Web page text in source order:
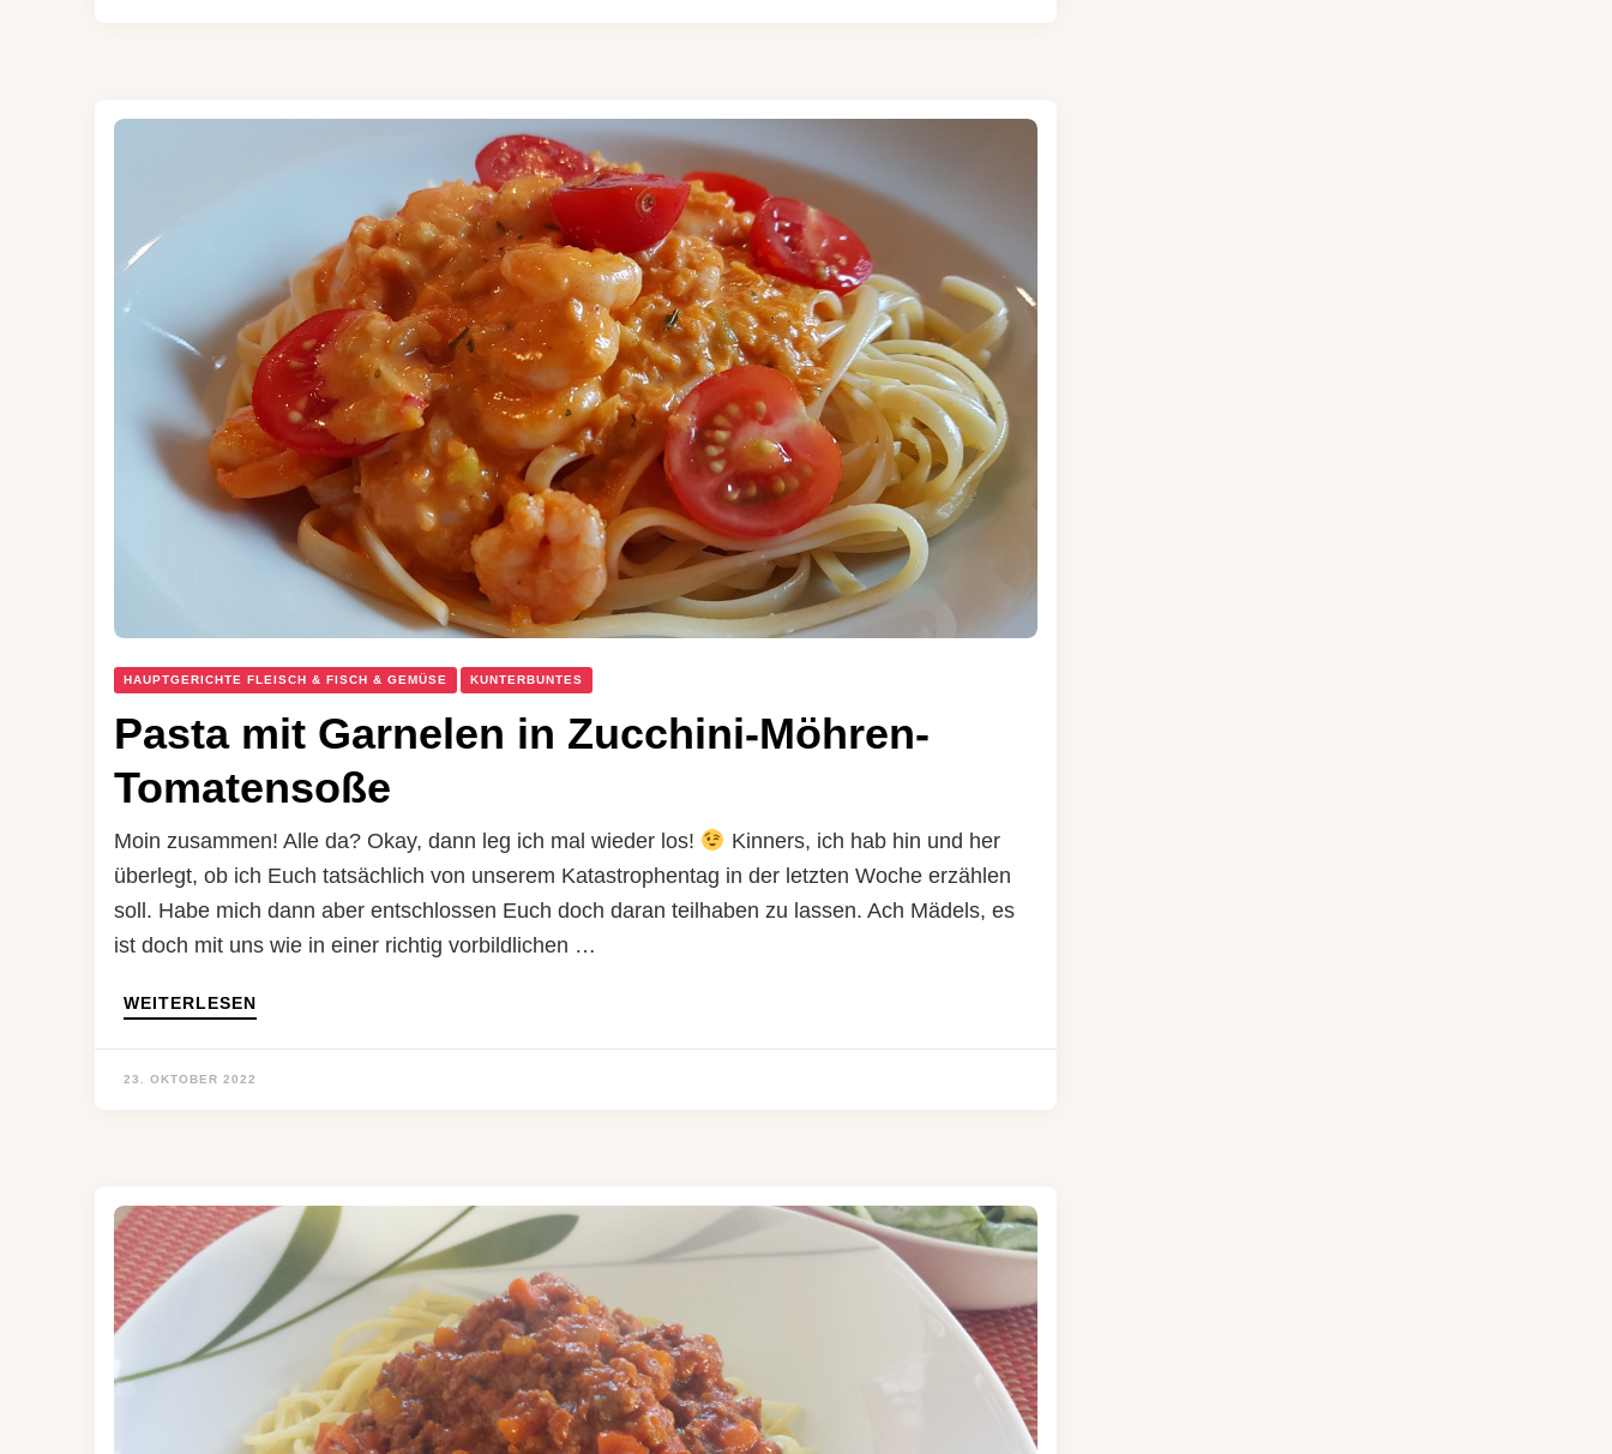
HAUPTGERICHTE FLEISCH & FISCH & GEMÜSE KUNTERBUNTES
Pasta mit Garnelen in Zucchini-Möhren-
Tomatensoße
Moin zusammen! Alle da? Okay, dann leg ich mal wieder los!
Kinners, ich hab hin und her
überlegt, ob ich Euch tatsächlich von unserem Katastrophentag in der letzten Woche erzählen
soll. Habe mich dann aber entschlossen Euch doch daran teilhaben zu lassen. Ach Mädels, es
ist doch mit uns wie in einer richtig vorbildlichen …
WEITERLESEN
23. OKTOBER 2022